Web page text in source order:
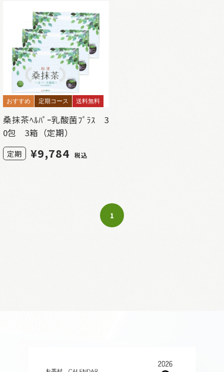
おすすめ 定期コース 送料無料
桑抹茶ﾍﾙﾊﾟｰ乳酸菌ﾌﾟﾗｽ 3
0包 3箱（定期）
定期 ¥9,784 税込
1